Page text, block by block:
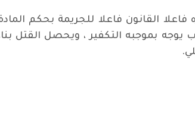
بموجبه التكفير ، ويحصل القتل